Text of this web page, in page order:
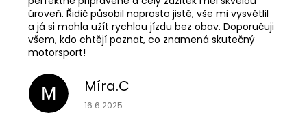
úroveň. Řidič působil naprosto jistě, vše mi vysvětlil
a já si mohla užít rychlou jízdu bez obav. Doporučuji
všem, kdo chtějí poznat, co znamená skutečný
motorsport!
M Míra.C
Hodnocení obchodu je 5 z 5 hvězdiček.
16.6.2025